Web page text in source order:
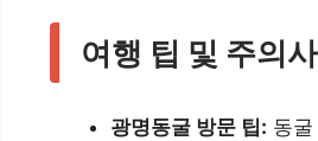
여행 팁 및 주의
광명동굴 방문 팁: 동